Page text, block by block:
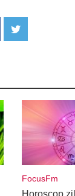
FocusFm
Horoscop